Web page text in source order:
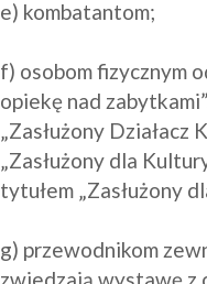
e) kombatantom;
f) osobom fizycznym
opiekę nad
„Zasłużony Działacz
„Zasłużony dla
tytułem „Zasłużony
g) przewodnikom